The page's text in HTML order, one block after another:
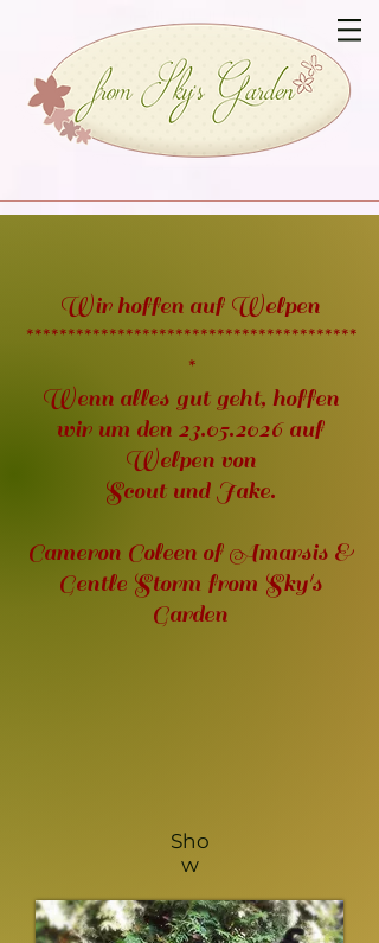
Wir hoffen auf Welpen
****************************************
*
Wenn alles gut geht, hoffen
wir um den 23.05.2026auf
Welpen von
Scout und Jake.
Cameron Coleen of Amarsis &
Gentle Storm from Sky's
Garden
Sho
w